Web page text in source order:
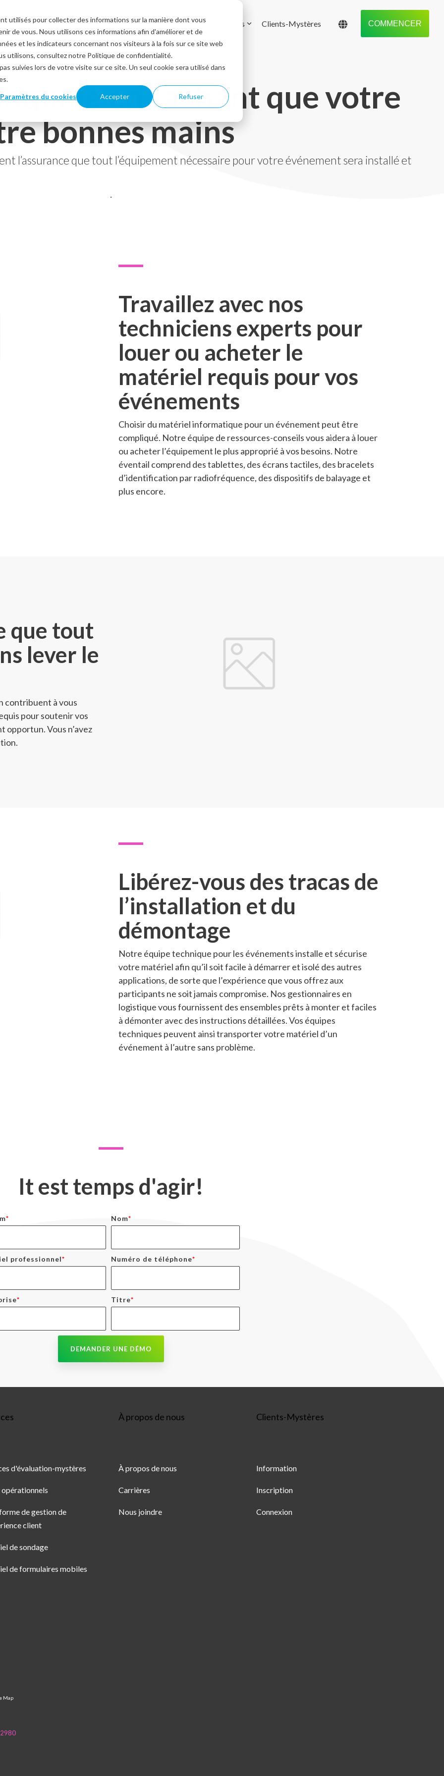
utilisés pour collecter des informations sur la manière dont vous
de vous. Nous utilisons ces informations afin d'améliorer et de
et les indicateurs concernant nos visiteurs à la fois sur ce site web
utilisons, consultez notre Politique de confidentialité.
suivies lors de votre visite sur ce site. Un seul cookie sera utilisé dans
Paramètres du cookies Accepter Refuser
Produits Services À propos de nous Clients-Mystères COMMENCER
en sachant que votre
bonnes mains
l’assurance que tout l’équipement nécessaire pour votre événement sera installé et
.
Travaillez avec nos
techniciens experts pour
louer ou acheter le
matériel requis pour vos
événements
Choisir du matériel informatique pour un événement peut être
compliqué. Notre équipe de ressources-conseils vous aidera à louer
ou acheter l’équipement le plus approprié à vos besoins. Notre
éventail comprend des tablettes, des écrans tactiles, des bracelets
d’identification par radiofréquence, des dispositifs de balayage et
plus encore.
que tout
lever le
contribuent à vous
pour soutenir vos
opportun. Vous n’avez
Libérez-vous des tracas de
l’installation et du
démontage
Notre équipe technique pour les événements installe et sécurise
votre matériel afin qu’il soit facile à démarrer et isolé des autres
applications, de sorte que l’expérience que vous offrez aux
participants ne soit jamais compromise. Nos gestionnaires en
logistique vous fournissent des ensembles prêts à monter et faciles
à démonter avec des instructions détaillées. Vos équipes
techniques peuvent ainsi transporter votre matériel d’un
événement à l’autre sans problème.
It est temps d'agir!
* Nom*
professionnel* Numéro de téléphone*
* Titre*
d'évaluation-mystères
de gestion de
client
de sondage
de formulaires mobiles
À propos de nous
À propos de nous
Carrières
Nous joindre
Clients-Mystères
Information
Inscription
Connexion
Map